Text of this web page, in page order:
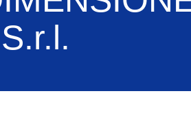
S.r.l.